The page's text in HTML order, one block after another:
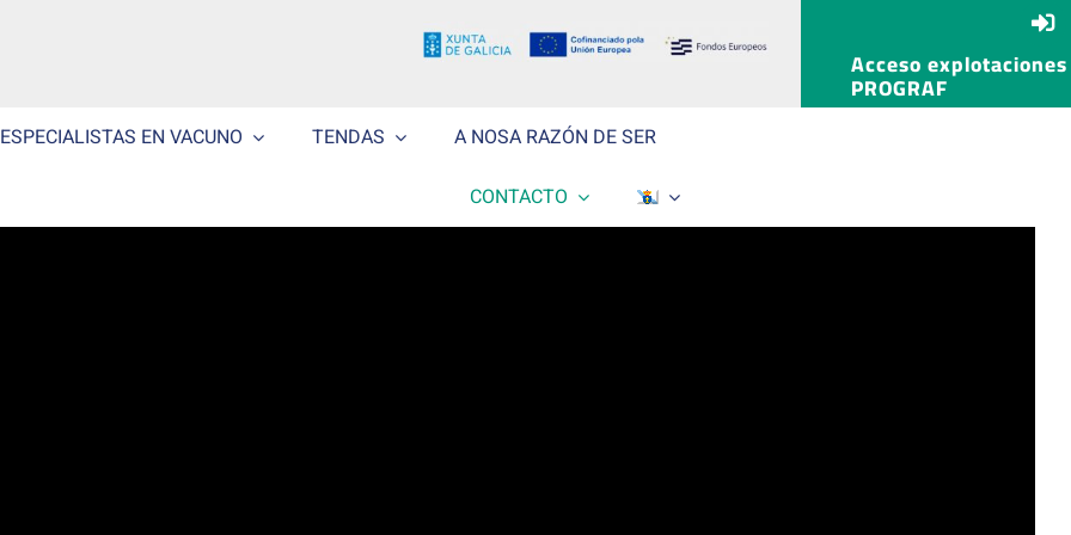
Acceso explotaciones
PROGRAF
ESPECIALISTAS EN VACUNO TENDAS A NOSA RAZÓN DE SER
CONTACTO